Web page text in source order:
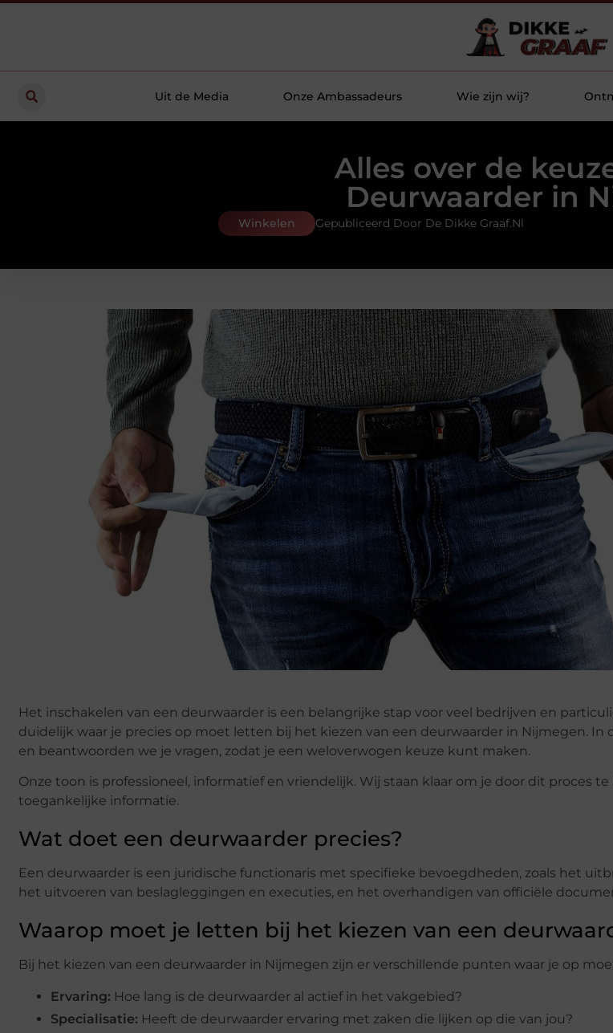
Uit de Media Onze Ambassadeurs Wie zijn wij?
Alles over de
Deurwaarder in
Winkelen Gepubliceerd Door De Dikke Graaf.nl
Het inschakelen van een deurwaarder is een belangrijke stap voor veel bedrijven en
duidelijk waar je precies op moet letten bij het kiezen van een deurwaarder in Nijmegen. In
en beantwoorden we je vragen, zodat je een weloverwogen keuze kunt maken.
Onze toon is professioneel, informatief en vriendelijk. Wij staan klaar om je door dit proces
toegankelijke informatie.
Wat doet een deurwaarder precies?
Een deurwaarder is een juridische functionaris met specifieke bevoegdheden, zoals het
het uitvoeren van beslagleggingen en executies, en het overhandigen van officiële
Waarop moet je letten bij het kiezen van een
Bij het kiezen van een deurwaarder in Nijmegen zijn er verschillende punten waar je op
Ervaring: Hoe lang is de deurwaarder al actief in het vakgebied?
Specialisatie: Heeft de deurwaarder ervaring met zaken die lijken op die van jou?